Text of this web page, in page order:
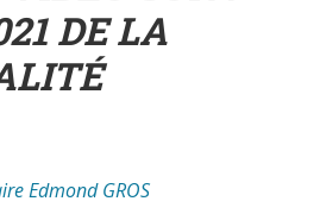
DE LA
Edmond GROS